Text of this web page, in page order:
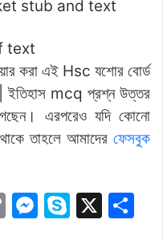
করা এই Hsc যশোর বোর্ড
mcq প্রশ্ন উত্তর
এরপরেও যদি কোনো
তাহলে আমাদের ফেসবুক
C
M S
X